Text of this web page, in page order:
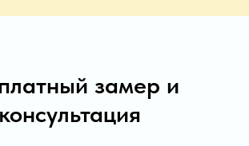
замер и
консультация